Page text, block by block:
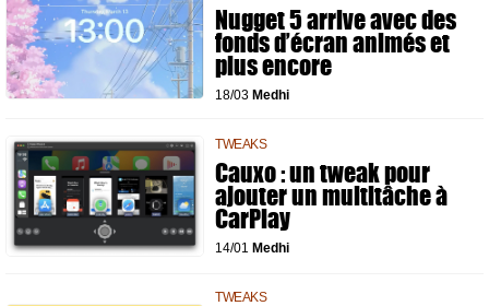
Nugget 5 arrive avec des
fonds d’écran animés et
plus encore
18/03 Medhi
TWEAKS
Cauxo : un tweak pour
ajouter un multitâche à
CarPlay
14/01 Medhi
TWEAKS